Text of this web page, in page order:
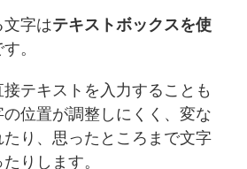
字はテキストボックスを使
。
テキストを入力することも
位置が調整しにくく、変な
り、思ったところまで文字
りします。